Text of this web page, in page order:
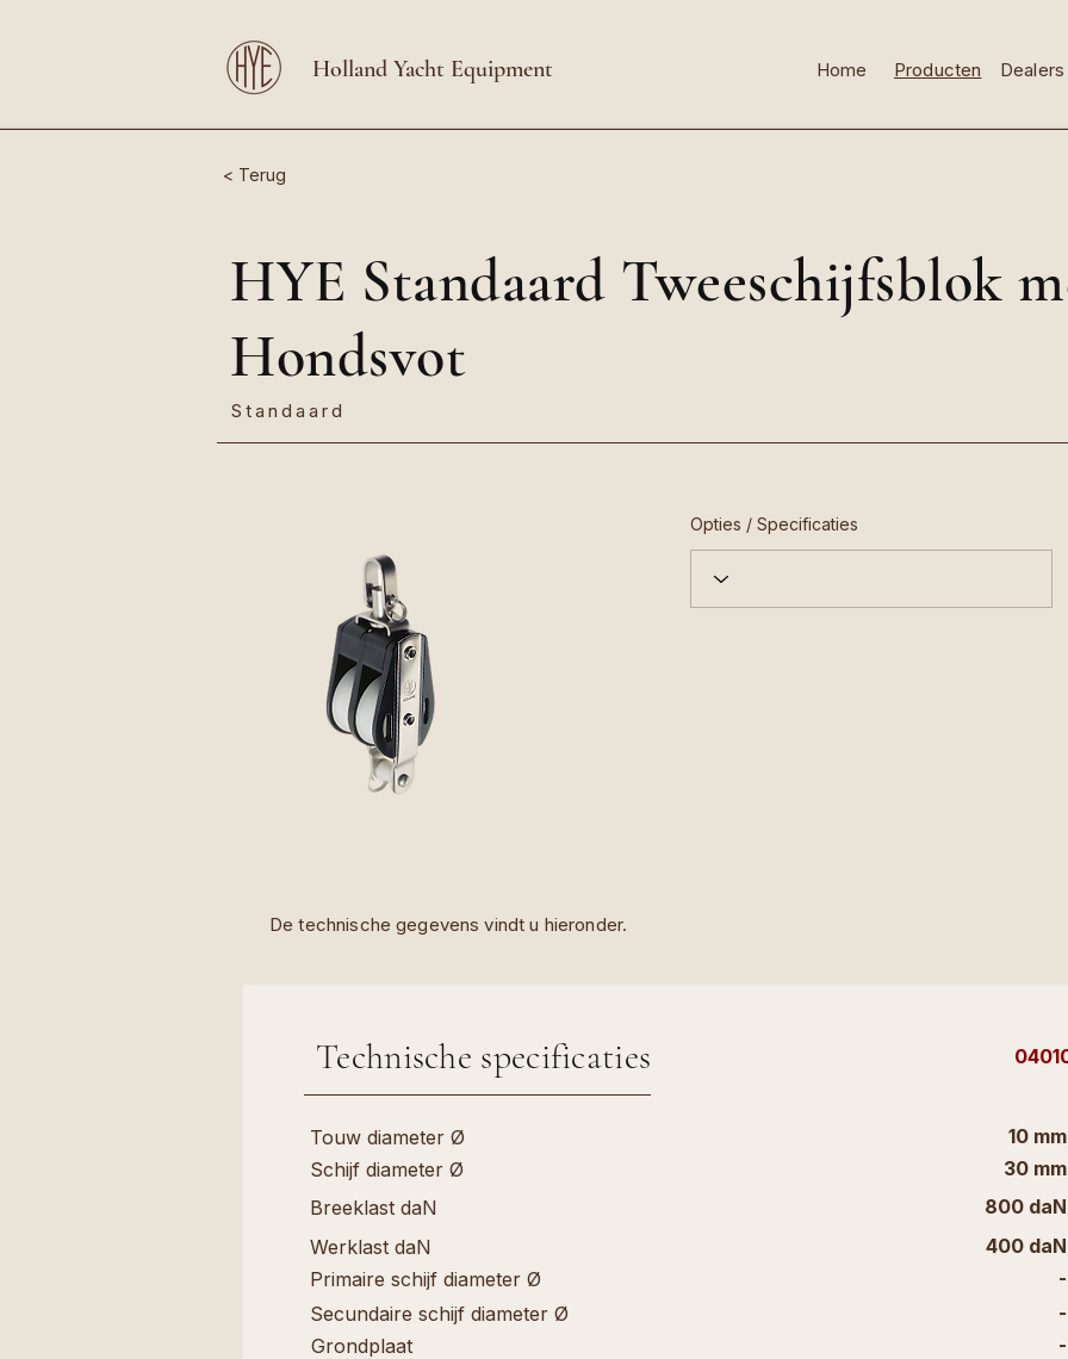
Holland Yacht Equipment Home Producten Dealers
< Terug
HYE Standaard Tweeschijfsblok
Hondsvot
Standaard
Opties / Specificaties
De technische gegevens vindt u hieronder.
Technische specificaties
Touw diameter Ø
Schijf diameter Ø
Breeklast daN
Werklast daN
Primaire schijf diameter Ø
Secundaire schijf diameter Ø
Grondplaat
10 mm
30 mm
800 daN
400 daN
-
-
-